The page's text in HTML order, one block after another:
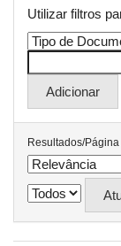
Utilizar filtros
Resultados/Página